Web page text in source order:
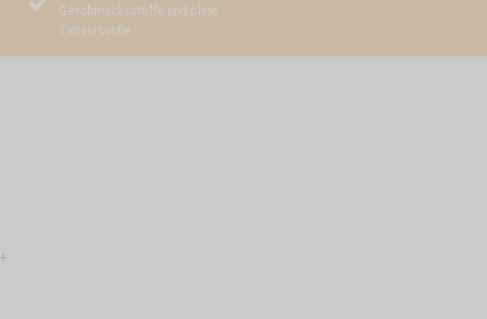
Geschmacksstoffe und ohne
Tierversuche